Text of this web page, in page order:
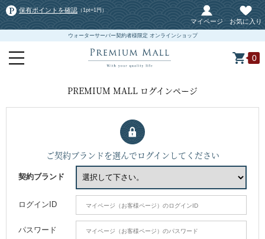
保有ポイントを確認 （1pt=1円）
マイページ お気に入り
ウォーターサーバー契約者様限定 オンラインショップ
0
PREMIUM MALL ログインページ
ご契約ブランドを選んでログインしてください
契約ブランド
ログインID
パスワード